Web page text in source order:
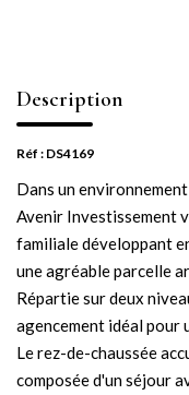
Description
Réf : DS4169
Dans un
Avenir Investissement
familiale développant
une agréable parcelle
Répartie sur deux
agencement idéal pour
Le rez-de-chaussée
composée d'un séjour